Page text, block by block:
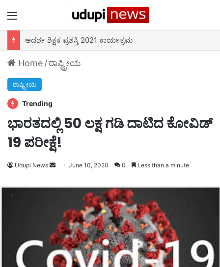
ಆದರ್ಶ ಶಿಕ್ಷಕ ಪ್ರಶಸ್ತಿ 2021 ಕಾರ್ಯಕ್ರಮ
Home/ರಾಷ್ಟ್ರೀಯ
ರಾಷ್ಟ್ರೀಯ
Trending
ಭಾರತದಲ್ಲಿ 50 ಲಕ್ಷ ಗಡಿ ದಾಟಿದ ಕೋವಿಡ್
19 ಪರೀಕ್ಷೆ!
Udupi News
Send
email
June 10, 2020 0 Less than a minute